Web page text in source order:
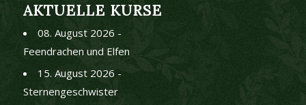
AKTUELLE KURSE
08. August 2026 -
Feendrachen und Elfen
15. August 2026 -
Sternengeschwister